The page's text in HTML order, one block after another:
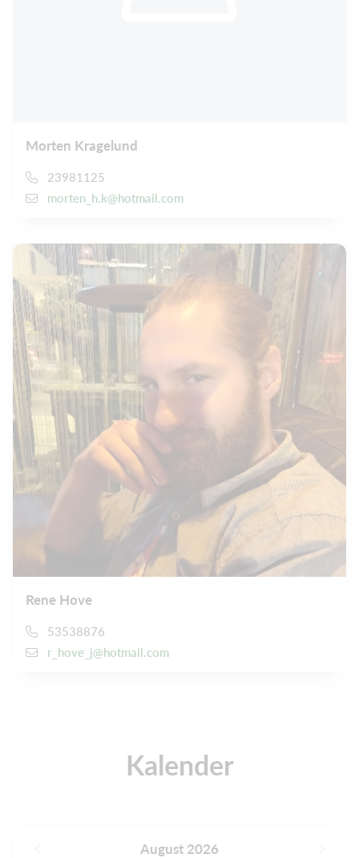
Morten Kragelund
23981125
morten_h.k@hotmail.com
Rene Hove
53538876
r_hove_j@hotmail.com
Kalender
August 2026